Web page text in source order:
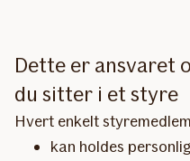
Dette er ansvaret
du sitter i et styre
Hvert enkelt
kan holdes